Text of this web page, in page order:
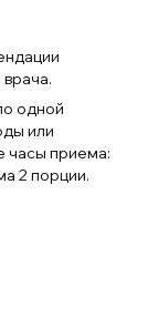
одной
или
часы приема:
2 порции.